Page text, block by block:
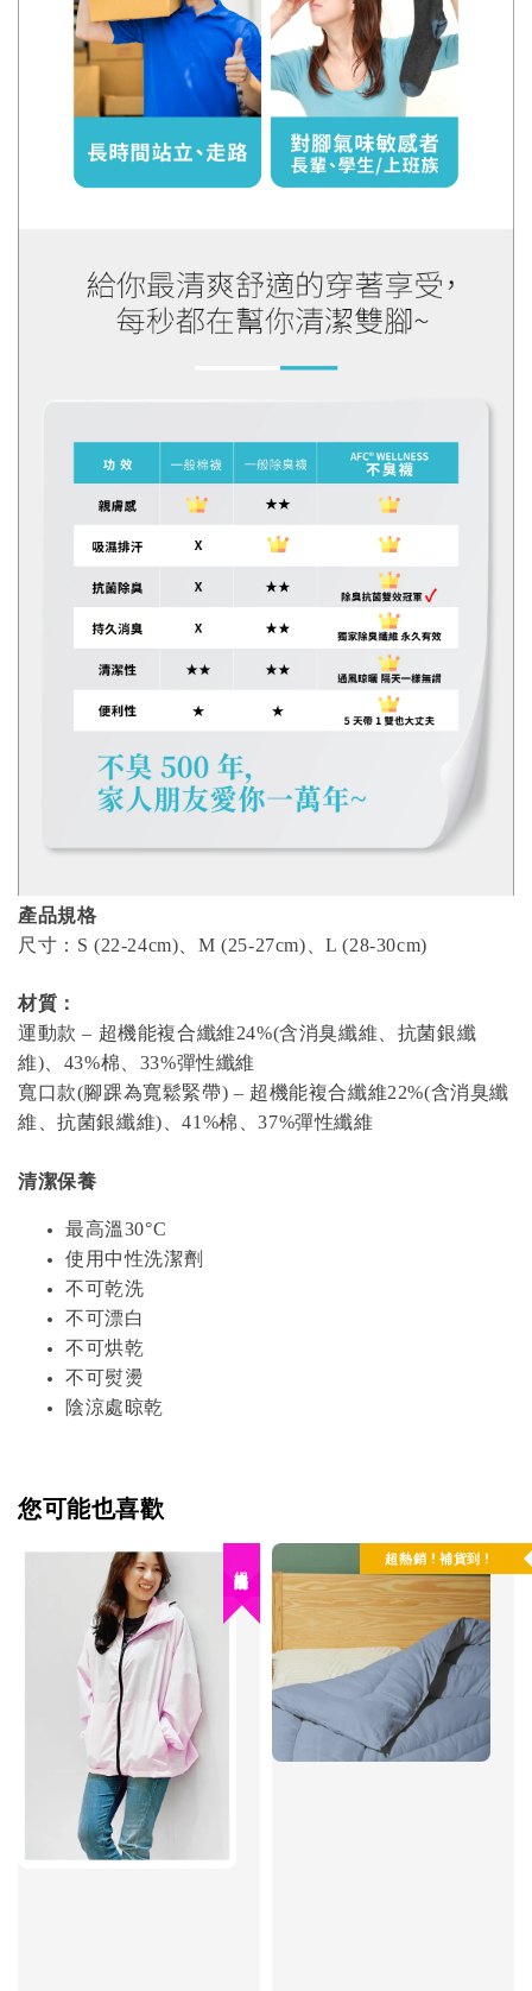
產品規格
尺寸：S (22-24cm)、M (25-27cm)、L (28-30cm)
材質：
運動款 – 超機能複合纖維24%(含消臭纖維、抗菌銀纖
維)、43%棉、33%彈性纖維
寬口款(腳踝為寬鬆緊帶) – 超機能複合纖維22%(含消臭纖
維、抗菌銀纖維)、41%棉、37%彈性纖維
清潔保養
最高溫30°C
使用中性洗潔劑
不可乾洗
不可漂白
不可烘乾
不可熨燙
陰涼處晾乾
您可能也喜歡
絕版品出清！
超熱銷 ! 補貨到 !